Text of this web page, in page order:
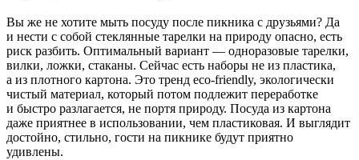
Вы же не хотите мыть посуду после пикника с друзьями? Да
и нести с собой стеклянные тарелки на природу опасно, есть
риск разбить. Оптимальный вариант — одноразовые тарелки,
вилки, ложки, стаканы. Сейчас есть наборы не из пластика,
а из плотного картона. Это тренд eco-friendly, экологически
чистый материал, который потом подлежит переработке
и быстро разлагается, не портя природу. Посуда из картона
даже приятнее в использовании, чем пластиковая. И выглядит
достойно, стильно, гости на пикнике будут приятно
удивлены.